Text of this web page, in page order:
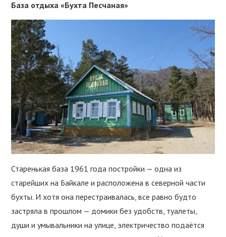
База отдыха «Бухта Песчаная»
Старенькая база 1961 года постройки — одна из
старейших на Байкале и расположена в северной части
бухты. И хотя она перестраивалась, все равно будто
застряла в прошлом — домики без удобств, туалеты,
души и умывальники на улице, электричество подаётся